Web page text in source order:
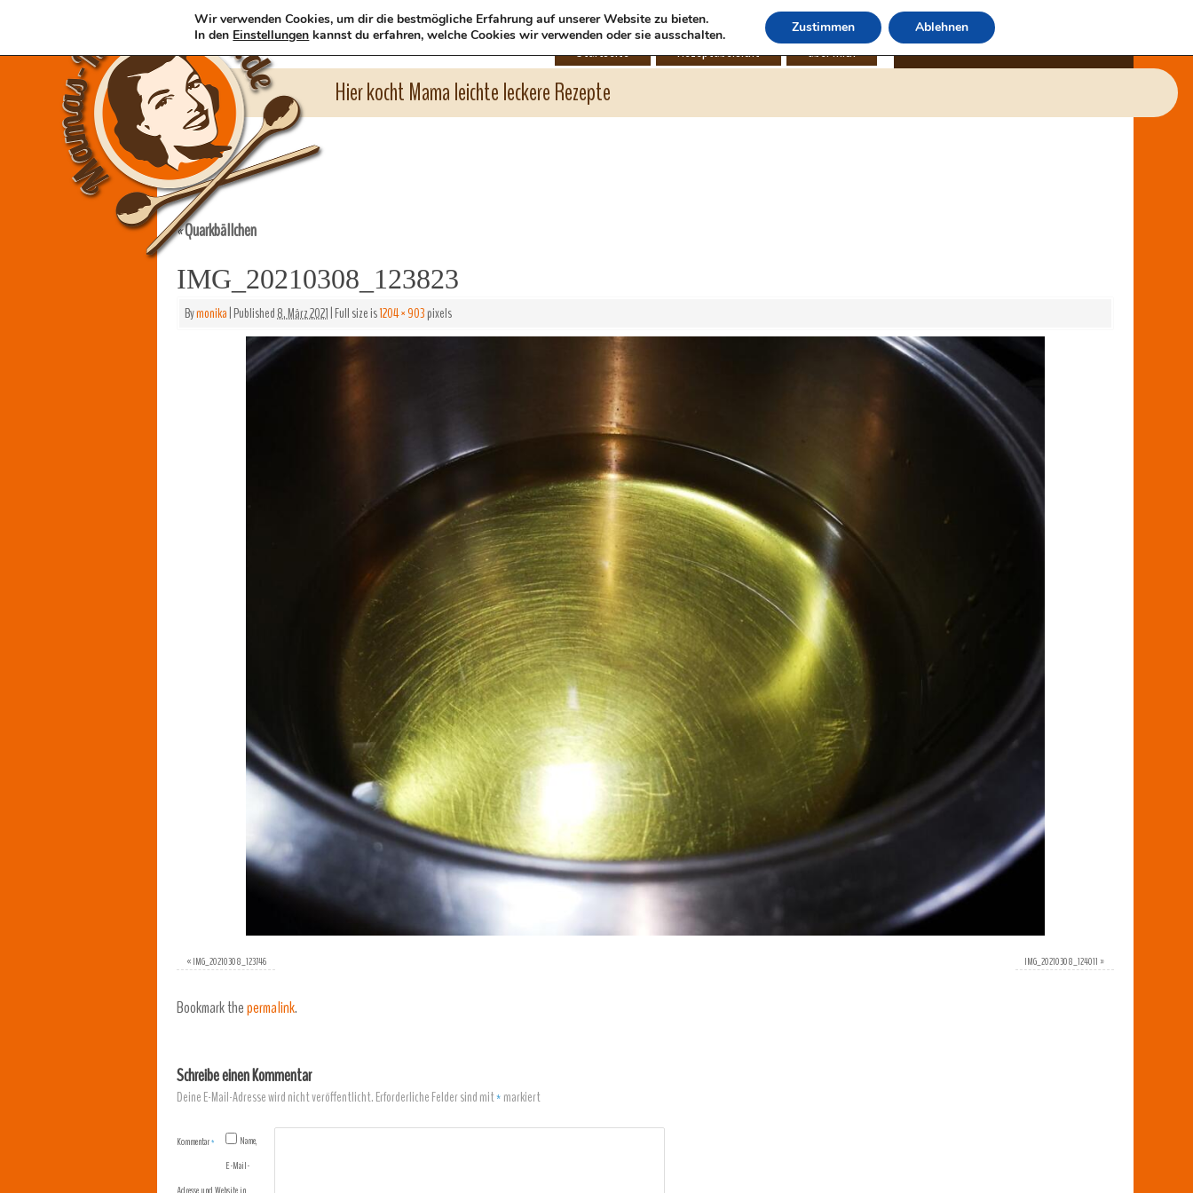
Hier kocht Mama leichte leckere Rezepte
Startseite Rezeptübersicht über mich
«Quarkbällchen
IMG_20210308_123823
Bymonika|Published8. März 2021|Full size is1204 × 903pixels
«IMG_20210308_123746 IMG_20210308_124011 »
Bookmark thepermalink.
Schreibe einen Kommentar
Deine E-Mail-Adresse wird nicht veröffentlicht.Erforderliche Felder sind mit*markiert
Kommentar*
Name,
E-Mail-
Wir verwenden Cookies, um dir die bestmögliche Erfahrung auf unserer Website zu bieten.
In den Einstellungen kannst du erfahren, welche Cookies wir verwenden oder sie ausschalten. Zustimmen Ablehnen